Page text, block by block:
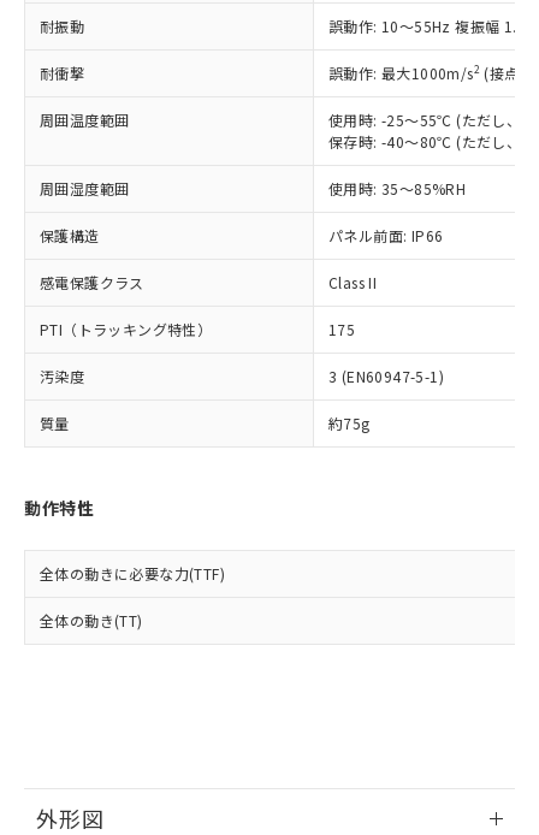
耐振動 誤動作: 10～55Hz 複振幅
耐衝撃 誤動作: 最大1000m/s2 (接点
周囲温度範囲
使用時: -25～55℃ (ただし、氷
保存時: -40～80℃ (ただし、氷
周囲湿度範囲 使用時: 35～85%RH
保護構造 パネル前面: IP66
感電保護クラス Class II
PTI（トラッキング特性） 175
汚染度 3 (EN60947-5-1)
質量 約75g
動作特性
全体の動きに必要な力(TTF)
全体の動き(TT)
外形図
記載している更新日時点での社内デー
タに基づき作成されるものであり、閲
覧された時点での実際の在庫および標
準価格とは異なる場合があることをご
正式な納期状況および標準価格はお客
様のお取引先、またはお客様担当のオ
ムロン制御機器販売店・当社販売員に
オムロン制御機器販売店や当社販売拠
販売ネットワーク
」をご確認
ください。
在庫状況および標準価格結果を当社の
事前の承諾なく第三者に漏洩または開
示しないようお願いします。
マイパーツ機能（部品リスト作成サー
ビス）をご利用いただくには、I-Web
メンバーズにご登録されている必要が
および当社の共同利用者が、当社の製
品・サービスに関するお客様との取
をご了承ください。
※当社の共同利用者とは、"個人情報
鉛(Pb) 1000ppm以下、 水銀(Hg) 1000ppm以下、 カド
六価クロム(Cr(Ⅵ)) 1000ppm以下、ポリ臭化ビフェニル
類(PBB) 1000ppm以下、ポリ臭化ジフェニルエーテル類
(PBDE) 1000ppm以下、フタル酸ビス(2-エチルヘキシ
ル) (DEHP)(別名：DOP) 1000ppm以下、フタル酸ブチ
ルベンジル（BBP） 1000ppm以下、フタル酸ジブチル
（DBP） 1000ppm以下、フタル酸ジイソブチル
(DIBP) 1000ppm以下
但し、RoHS指令で産業用監視および制御機器に対する
適用除外項目は除く。
フタル酸エステル類の４物質については閾値を超える意
図的な使用がないことを確認しています。
※2 対応予定月
部品在庫の切り替え状況などにより、予定
月が前後することがあります。
下記の非含有証明書をダウンロードするこ
とができます。
EU RoHS指令（10物質）の非含有証明書
物質の対応では、対応完了までの期間は出
荷製品に未対応品が混在することから備考
*中国RoHS10物質の基準値 (GB/T26572)：
Pb(鉛) :1000ppm、 Hg(水銀) : 1000ppm、 Cd(カドミウ
Cr(Ⅵ)(六価クロム) : 1000ppm、 PBBs(ポリ臭化ビフェ
ニル類) : 1000ppm、 PBDEs(ポリ臭化ジフェニルエーテ
ル) : 1000ppm、
DEHP(フタル酸ビス(2-エチルヘキシル)) : 1000ppm
※2 環境保護使用期限
「ｅ」：有害物質（10物質）のすべてが基
準値以下であることを示します。
「10」：通常の使用状況下において有害物
質が外部に漏えいし、環境に深刻な影響を
及ぼさない年数を意味します。
（以下｢規制貨物等」という）を輸出
または国外への提供する場合は、日本
国政府の輸出許可(または役務取引許
可)を取得するなどの必要な手続きを
当社は規制貨物を破棄する場合は、完
全に破砕するなど、違法に輸出されな
いよう必要な手段を講じます。
当社は貴社製品を、核兵器、ミサイ
ル、化学兵器、生物兵器またはその他
武器並びにこれらの製造装置等に一切
使用いたしません。
当社は、貴社製品を第三者に販売する
場合は、上記1、2および3の内容を当
該第三者に通知します。また当社は、
販売先および販売に係わる関係者が違
法に輸出するおそれがある場合は、取
り引きをいたしません。
○ 一定数以上の在庫あり
△ 一定数には満たないが在庫あり
在庫なし(最新の在庫状況につ
いては、お客様のお取引先、ま
たはお客様担当のオムロン制御
機器販売店・当社販売員にご確
認ください)
受注生産機種、また在庫状況の
情報を公開していない機種